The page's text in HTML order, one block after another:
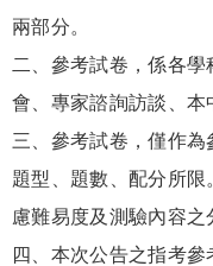
兩部分。
二、參考試卷，係各
會、專家諮詢訪談、本
三、參考試卷，僅作
題型、題數、配分所
慮難易度及測驗內容之
四、本次公告之指考